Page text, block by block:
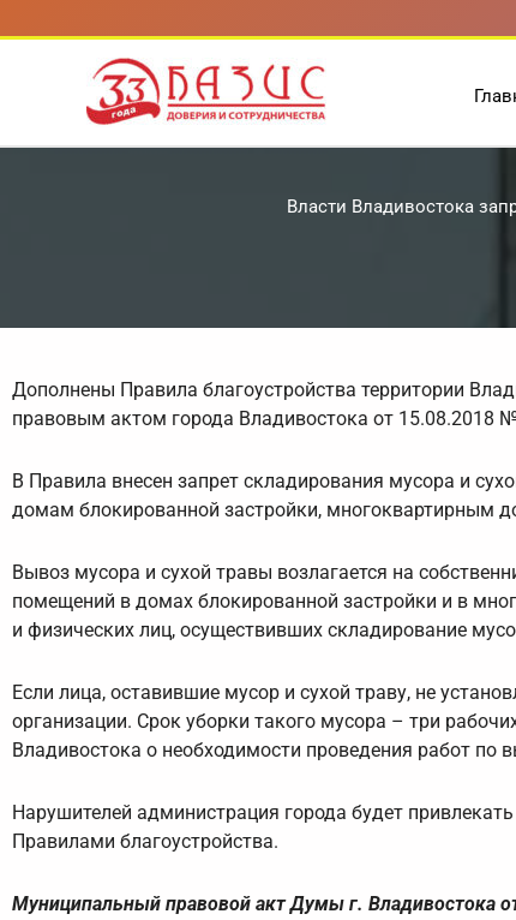
к
содержимому
Власти Владивостока
Дополнены Правила благоустройства территории
правовым актом города Владивостока от 15.08.2018
В Правила внесен запрет складирования мусора и
домам блокированной застройки, многоквартирным
Вывоз мусора и сухой травы возлагается на
помещений в домах блокированной застройки и в
и физических лиц, осуществивших складирование
Если лица, оставившие мусор и сухой траву, не
организации. Срок уборки такого мусора – три
Владивостока о необходимости проведения работ по
Нарушителей администрация города будет
Правилами благоустройства.
Муниципальный правовой акт Думы г. Владивостока